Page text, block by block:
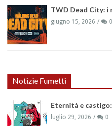
TWD Dead City: i
giugno 15, 2026 0
Notizie Fumetti
Eternità e
luglio 29, 2026 0